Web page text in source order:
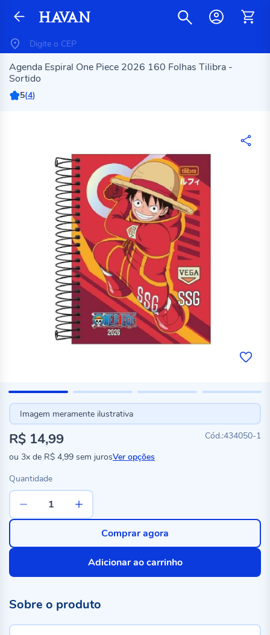
Agenda Espiral One Piece 2026 160 Folhas Tilibra -
Sortido
5(4)
Imagem meramente ilustrativa
434050-1
R$ 14,99
ou 3x de R$ 4,99 sem jurosVer opções
Quantidade
Adicionar ao carrinho
Comprar agora
Sobre o produto